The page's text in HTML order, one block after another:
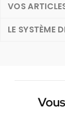
VOS
LE SYSTÈME